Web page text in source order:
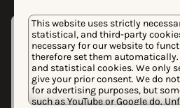
This website uses strictly
statistical, and third-party
necessary for our website to
therefore set them automatically.
and statistical cookies. We only
give your prior consent. We do
for advertising purposes, but
such as YouTube or Google do.